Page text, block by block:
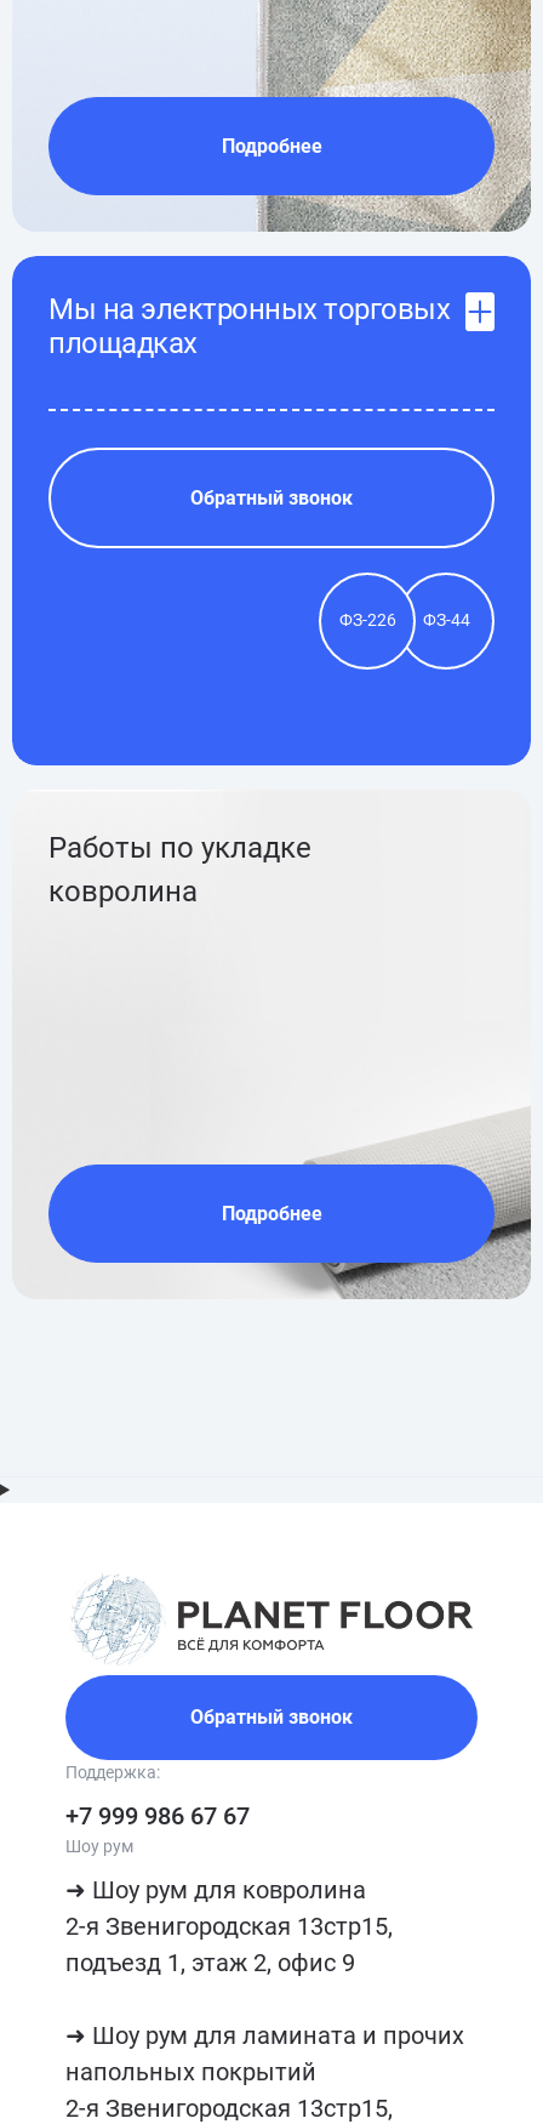
Подробнее
Мы на электронных торговых
площадках
Обратный звонок
ФЗ-226 ФЗ-44
Работы по укладке
ковролина
Подробнее
Обратный звонок
Поддержка:
+7 999 986 67 67
Шоу рум
➜ Шоу рум для ковролина
2-я Звенигородская 13стр15,
подъезд 1, этаж 2, офис 9
➜ Шоу рум для ламината и прочих
напольных покрытий
2-я Звенигородская 13стр15,